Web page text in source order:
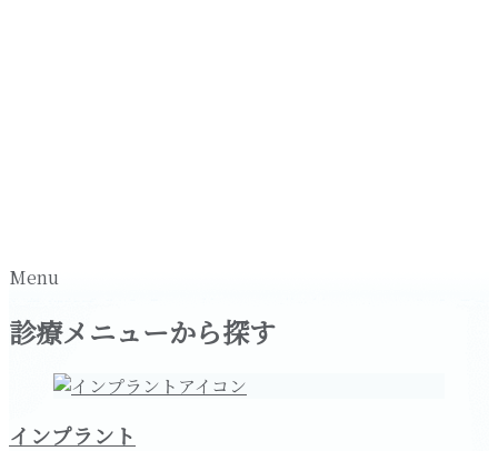
Menu
診療メニューから探す
インプラント